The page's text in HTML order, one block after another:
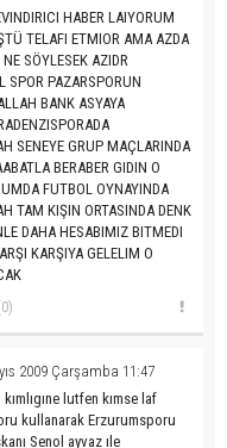
HABER LAIYORUM
TELAFI ETMIOR AMA AZDA
SÖYLESEK AZIDR
SPOR PAZARSPORUN
BANK ASYAYA
SENEYE GRUP MAÇLARINDA
BERABER GIDIN O
FUTBOL OYNAYINDA
TAM KIŞIN ORTASINDA DENK
DAHA HESABIMIZ BITMEDI
KARŞIYA GELELIM O
2009 Çarşamba 11:47
lutfen kımse laf
kullanarak Erzurumsporu
Senol ayvaz ıle